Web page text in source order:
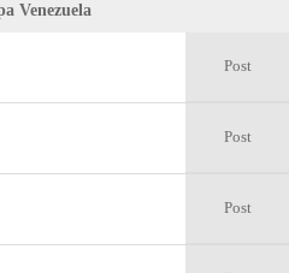
Venezuela
Post
Post
Post